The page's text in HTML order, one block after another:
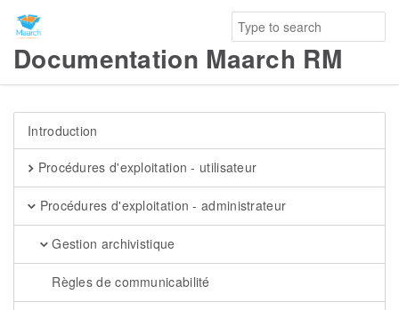
Documentation Maarch RM
Introduction
Procédures d'exploitation - utilisateur
Procédures d'exploitation - administrateur
Gestion archivistique
Règles de communicabilité